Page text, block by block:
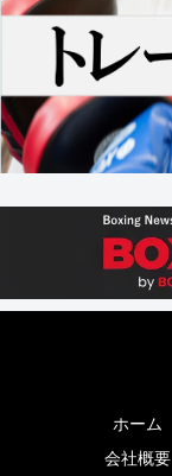
ホーム
会社概要